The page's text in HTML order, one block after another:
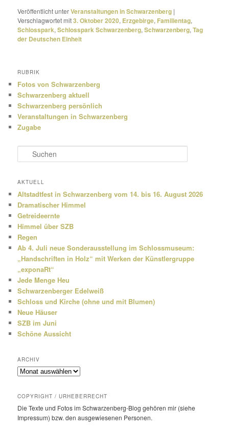
Veröffentlicht unterVeranstaltungen in Schwarzenberg |
Verschlagwortet mit3. Oktober 2020, Erzgebirge, Familientag,
Schlosspark,Schlosspark Schwarzenberg,Schwarzenberg,Tag
der Deutschen Einheit
RUBRIK
Fotos von Schwarzenberg
Schwarzenberg aktuell
Schwarzenberg persönlich
Veranstaltungen in Schwarzenberg
Zugabe
u
h
n
AKTUELL
Altstadtfest in Schwarzenberg vom 14. bis 16. August 2026
Dramatischer Himmel
Getreideernte
Himmel über SZB
Regen
Ab 4. Juli neue Sonderausstellung im Schlossmuseum:
„Handschriften in Holz“ mit Werken der Künstlergruppe
„exponaRt“
Jede Menge Heu
Schwarzenberger Edelweiß
Schloss und Kirche (ohne und mit Blumen)
Neue Häuser
SZB im Juni
Schöne Aussicht
ARCHIV
Archiv
COPYRIGHT / URHEBERRECHT
Die Texte und Fotos im Schwarzenberg-Blog gehören mir (siehe
Impressum) bzw. den ausge­wie­senen Personen.